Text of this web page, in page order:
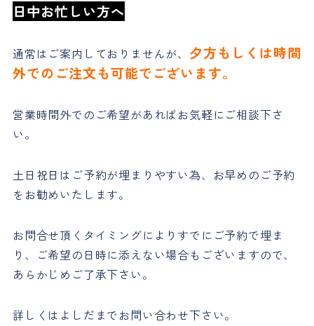
日中お忙しい方へ
通常はご案内しておりませんが、 夕方もしくは時間
外でのご注文も可能でございます。
営業時間外でのご希望があればお気軽にご相談下さ
い。
土日祝日はご予約が埋まりやすい為、お早めのご予約
をお勧めいたします。
お問合せ頂くタイミングによりすでにご予約で埋ま
り、ご希望の日時に添えない場合もございますので、
あらかじめご了承下さい。
詳しくはよしだまでお問い合わせ下さい。